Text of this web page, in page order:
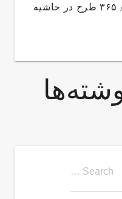
خبرنگار / نشست استانداران / ۳۶۵ طرح در حاشیه
Search …